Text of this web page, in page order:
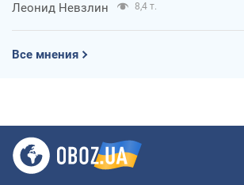
Леонид Невзлин 8,4 т.
Все мнения